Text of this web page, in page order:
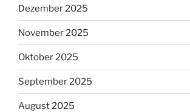
Dezember 2025
November 2025
Oktober 2025
September 2025
August 2025